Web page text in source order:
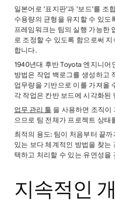
일본어로 '표지판'과 '보드'를 조
수용량의 균형을 유지할 수 있도
프레임워크는 팀의 실행 가능한
로 조정할 수 있도록 함으로써
합니다.
1940년대 후반 Toyota 엔지니
방법은 작업 백로그를 생성하고
업무량을 기반으로 이를 가져올
각 작업은 칸반 보드에 시각화된
업무 관리 툴 을 사용하면 조직이
으므로 팀 전체가 프로젝트 상
최적의 용도: 팀이 처음부터 끝
있는 보다 체계적인 방법을 찾는
택하고 처리할 수 있는 유연성을
지속적인